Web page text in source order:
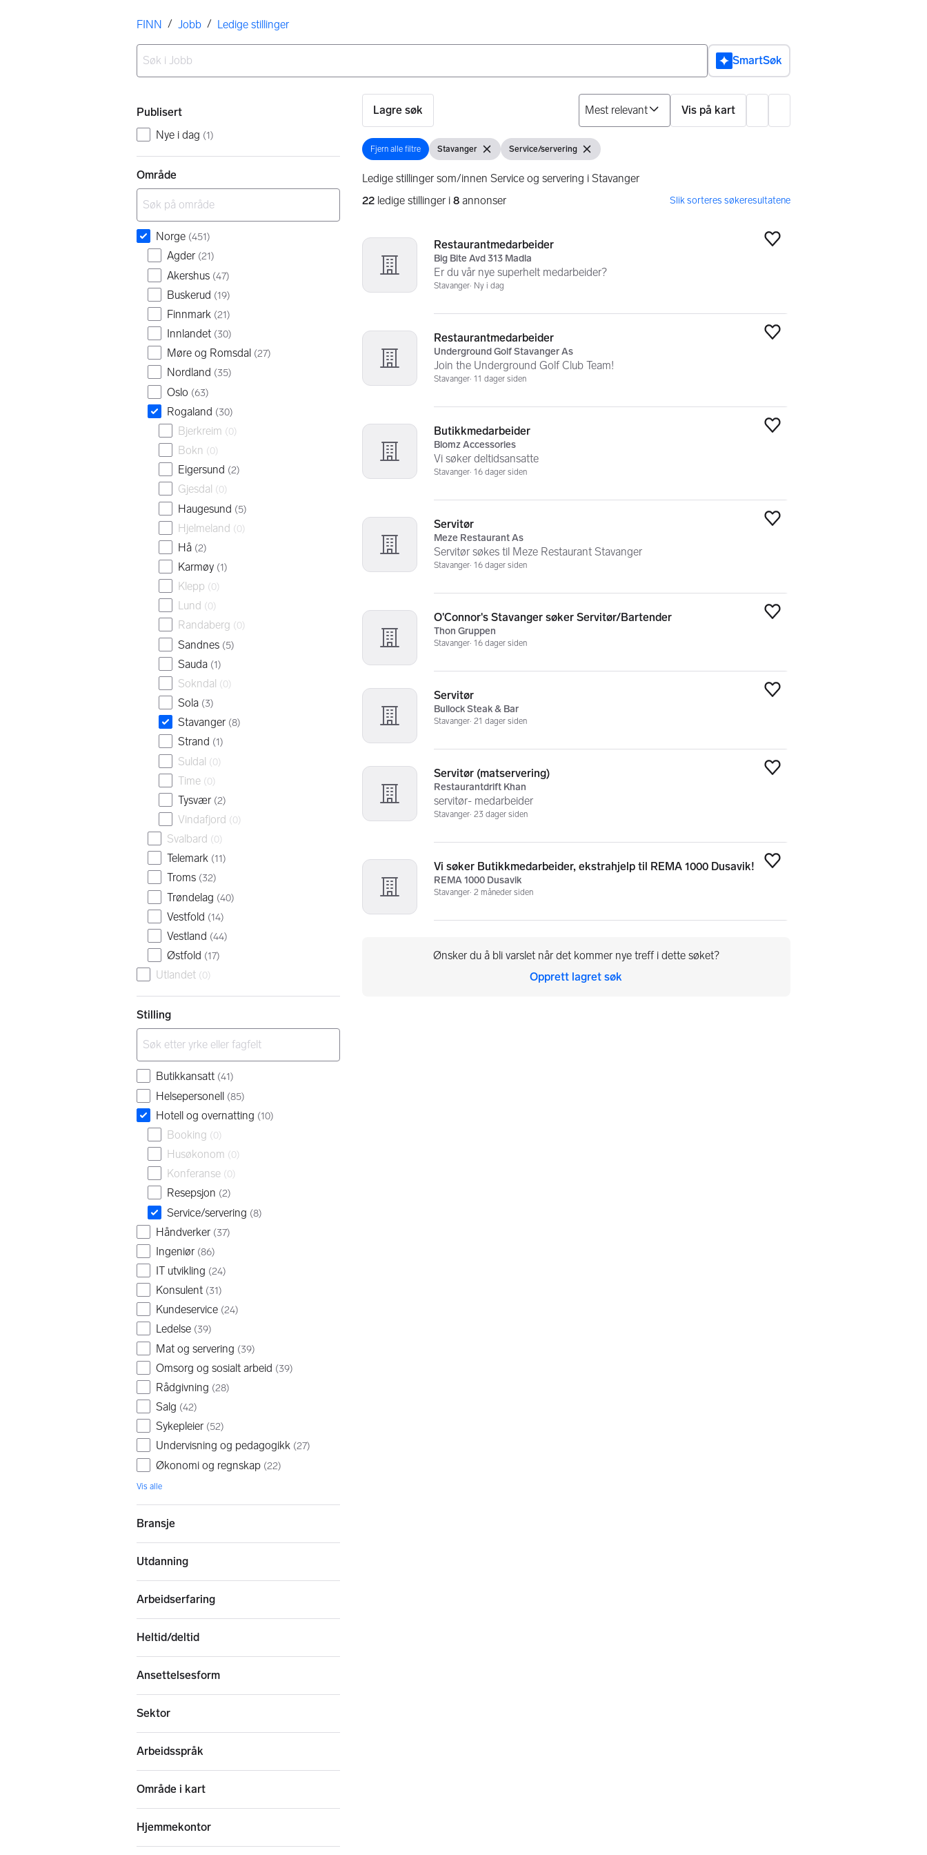
Her er du
FINN / Jobb / Ledige stillinger
SmartSøk
Filtre
Publisert
Nye i dag (1)
Område
Norge (451)
Agder (21)
Akershus (47)
Buskerud (19)
Finnmark (21)
Innlandet (30)
Møre og Romsdal (27)
Nordland (35)
Oslo (63)
Rogaland (30)
Bjerkreim (0)
Bokn (0)
Eigersund (2)
Gjesdal (0)
Haugesund (5)
Hjelmeland (0)
Hå (2)
Karmøy (1)
Klepp (0)
Lund (0)
Randaberg (0)
Sandnes (5)
Sauda (1)
Sokndal (0)
Sola (3)
Stavanger (8)
Strand (1)
Suldal (0)
Time (0)
Tysvær (2)
Vindafjord (0)
Svalbard (0)
Telemark (11)
Troms (32)
Trøndelag (40)
Vestfold (14)
Vestland (44)
Østfold (17)
Utlandet (0)
Stilling
Butikkansatt (41)
Helsepersonell (85)
Hotell og overnatting (10)
Booking (0)
Husøkonom (0)
Konferanse (0)
Resepsjon (2)
Service/servering (8)
Håndverker (37)
Ingeniør (86)
IT utvikling (24)
Konsulent (31)
Kundeservice (24)
Ledelse (39)
Mat og servering (39)
Omsorg og sosialt arbeid (39)
Rådgivning (28)
Salg (42)
Sykepleier (52)
Undervisning og pedagogikk (27)
Økonomi og regnskap (22)
Vis alle
Bransje
Utdanning
Arbeidserfaring
Heltid/deltid
Ansettelsesform
Sektor
Arbeidsspråk
Område i kart
Hjemmekontor
Lagre søk
Sorter på
Vis på kart
Fjern alle filtre
Fjern alle filtre Vis filter
Stavanger Fjern filterVis filter
Service/servering Fjern filter
Ledige stillinger som/innen Service og servering i Stavanger
22ledige stillinger i 8annonser
Søkeresultater
Restaurantmedarbeider
Big Bite Avd 313 Madla
Er du vår nye superhelt medarbeider?
Stavanger Ny i dag
Restaurantmedarbeider
Underground Golf Stavanger As
Join the Underground Golf Club Team!
Stavanger 11 dager siden
Butikkmedarbeider
Blomz Accessories
Vi søker deltidsansatte
Stavanger 16 dager siden
Servitør
Meze Restaurant As
Servitør søkes til Meze Restaurant Stavanger
Stavanger 16 dager siden
O'Connor's Stavanger søker Servitør/Bartender
Thon Gruppen
Stavanger 16 dager siden
Servitør
Bullock Steak & Bar
Stavanger 21 dager siden
Servitør (matservering)
Restaurantdrift Khan
servitør- medarbeider
Stavanger 23 dager siden
Vi søker Butikkmedarbeider, ekstrahjelp til REMA 1000 Dusavik!
REMA 1000 Dusavik
Stavanger 2 måneder siden
Ønsker du å bli varslet når det kommer nye treff i dette søket?
Opprett lagret søk